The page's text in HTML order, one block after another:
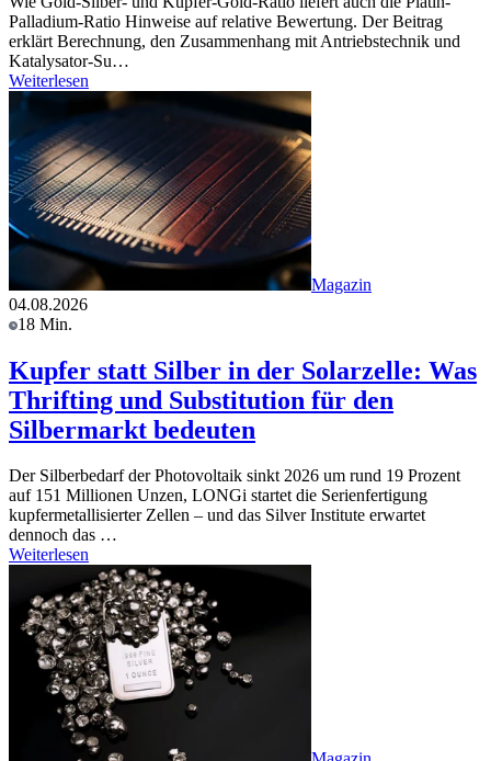
Palladium-Ratio Hinweise auf relative Bewertung. Der Beitrag
erklärt Berechnung, den Zusammenhang mit Antriebstechnik und
Katalysator-Su…
Weiterlesen
Magazin
04.08.2026
18 Min.
Kupfer statt Silber in der Solarzelle: Was
Thrifting und Substitution für den
Silbermarkt bedeuten
Der Silberbedarf der Photovoltaik sinkt 2026 um rund 19 Prozent
auf 151 Millionen Unzen, LONGi startet die Serienfertigung
kupfermetallisierter Zellen – und das Silver Institute erwartet
dennoch das …
Weiterlesen